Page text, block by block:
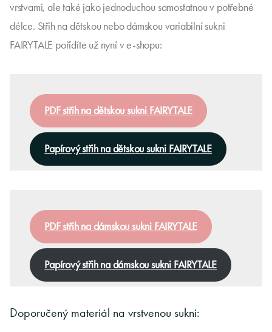
vrstvami, ale také jako jednoduchou samostatnou v potřebné
délce. Střih na dětskou nebo dámskou variabilní sukni
FAIRYTALE pořídíte už nyní v e-shopu:
PDF střih na dětskou sukni FAIRYTALE
Papírový střih na dětskou sukni FAIRYTALE
PDF střih na dámskou sukni FAIRYTALE
Papírový střih na dámskou sukni FAIRYTALE
Doporučený materiál na vrstvenou sukni: